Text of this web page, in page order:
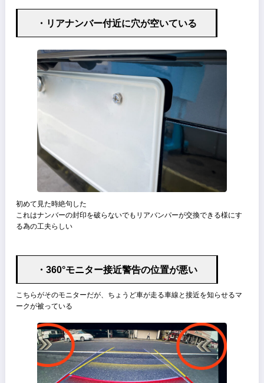
これは納車してから気づいたのだが、2つのシートポジションにそれ
HUDの高さとサイドミラーの角度が記録される
・グローブボックスのノブが運転席から操作
しやすい
私は職場では駐車時に駐車許可証をダッシュボードに貼るのだが、そ
収納先がグローブボックスになっている、1日に数回は開け閉めする
これは非常にありがたい
・純正ドラレコが優秀
フレームレートは30fpsぐらいなら暗所でも問題なく好印象
純正ドラレコでは、Wifiによってスマートフォンと接続が可能、